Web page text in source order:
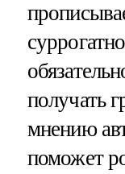
получать
мнению
поможет